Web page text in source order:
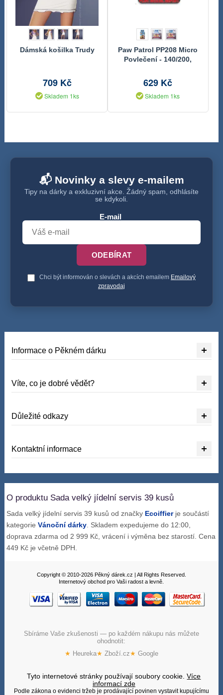
Dámská košilka Trudy
709 Kč
Skladem 1ks
Paw Patrol PP208 Micro
Povlečení - 140/200,
629 Kč
Skladem 1ks
📬 Novinky a slevy e-mailem
Tipy na dárky a exkluzivní akce. Žádný spam, odhlásíte
se kdykoli.
E-mail
ODEBÍRAT
Chci být informován o slevách a akcích emailem Emailový
zpravodaj
Informace o Pěkném dárku
Víte, co je dobré vědět?
Důležité odkazy
Kontaktní informace
O produktu Sada velký jídelní servis 39 kusů
Sada velký jídelní servis 39 kusů od značky Ecoiffierje součástí
kategorieVánoční dárky . Skladem expedujeme do 12:00,
doprava zdarma od 2 999 Kč, vrácení i výměna bez starostí. Cena
449 Kč je včetně DPH.
Copyright © 2010-2026 Pěkný dárek.cz | All Rights Reserved.
Internetový obchod pro Vaši radost a levně.
Sbíráme Vaše zkušenosti — po každém nákupu nás můžete
ohodnotit:
★ Heureka★ Zboží.cz★ Google
Tyto internetové stránky používají soubory cookie.Více
informací zde
Podle zákona o evidenci tržeb je prodávající povinen vystavit kupujícímu